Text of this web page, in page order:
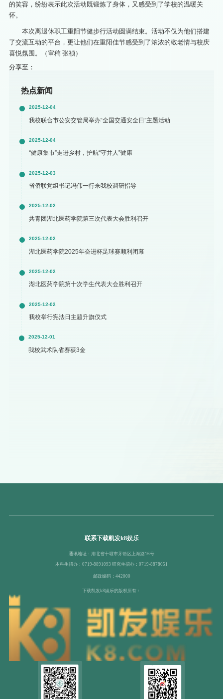
的笑容，纷纷表示此次活动既锻炼了身体，又感受到了学校的温暖关
怀。
本次离退休职工重阳节健步行活动圆满结束。活动不仅为他们搭建
了交流互动的平台，更让他们在重阳佳节感受到了浓浓的敬老情与校庆
喜悦氛围。（审稿 张祯）
分享至：
热点新闻
2025-12-04
我校联合市公安交管局举办“全国交通安全日”主题活动
2025-12-04
“健康集市”走进乡村，护航“守井人”健康
2025-12-03
省侨联党组书记冯伟一行来我校调研指导
2025-12-02
共青团湖北医药学院第三次代表大会胜利召开
2025-12-02
湖北医药学院2025年奋进杯足球赛顺利闭幕
2025-12-02
湖北医药学院第十次学生代表大会胜利召开
2025-12-02
我校举行宪法日主题升旗仪式
2025-12-01
我校武术队省赛获3金
联系下载凯发k8娱乐
通讯地址：湖北省十堰市茅箭区上海路16号
本科生招办：0719-8891093 研究生招办：0719-8878051
邮政编码：442000
下载凯发k8娱乐的版权所有：